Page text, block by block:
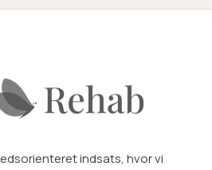
indsats, hvor vi